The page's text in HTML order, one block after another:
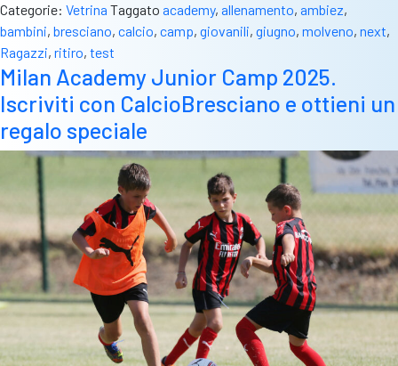
giugno
in
d’Ambiez
un
professionisti
per
calciatori
dai
7
ai
13
anni
Categorie: Vetrina Taggato academy, allenamento, ambiez,
bambini, bresciano, calcio, camp, giovanili, giugno, molveno, next,
Ragazzi, ritiro, test
Milan Academy Junior Camp 2025.
Iscriviti con CalcioBresciano e ottieni un
regalo speciale